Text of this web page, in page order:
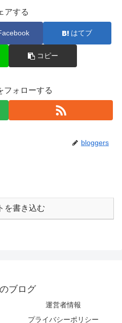
アする
はてブ
コピー
フォローする
bloggers
を書き込む
ブログ
運営者情報
プライバシーポリシー